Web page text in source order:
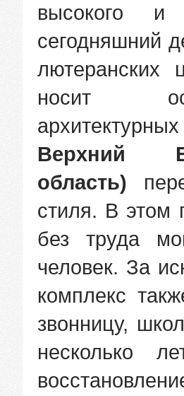
высокого и
сегодняшний
лютеранских
носит
Верхний
область)
стиля. В этом
без труда
человек. За
комплекс
звонницу,
несколько